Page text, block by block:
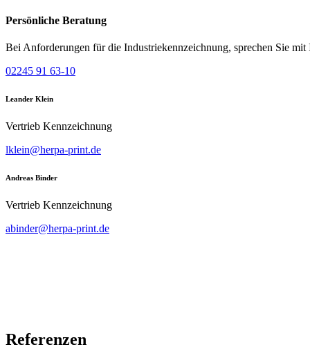
Persönliche Beratung
Bei Anforderungen für die Industriekennzeichnung, sprechen Sie mit
02245 91 63-10
Leander Klein
Vertrieb Kennzeichnung
lklein@herpa-print.de
Andreas Binder
Vertrieb Kennzeichnung
abinder@herpa-print.de
Referenzen